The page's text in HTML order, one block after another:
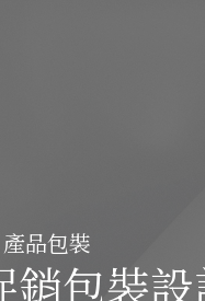
產品包裝
銷包裝